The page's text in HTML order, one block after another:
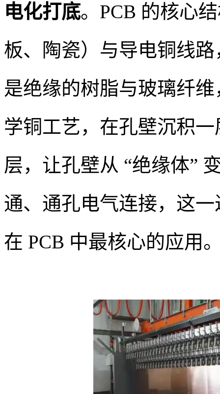
电化打底。PCB 的核心
板、陶瓷）与导电铜线
是绝缘的树脂与玻璃纤
学铜工艺，在孔壁沉积一
层，让孔壁从 “绝缘体”
通、通孔电气连接，这
在 PCB 中最核心的应用